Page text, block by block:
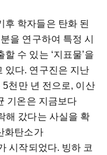
후 학자들은 탄화 된
을 연구하여 특정 시
수 있는 ‘지표물’을
있다. 연구진은 지난
천만 년 전으로, 이산
기온은 지금보다
해 갔다는 사실을 확
화탄소가
시작되었다. 빙하 코